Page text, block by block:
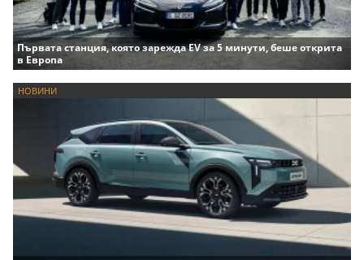
Първата станция, която зарежда EV за 5 минути, беше открита
в Европа
НОВИНИ